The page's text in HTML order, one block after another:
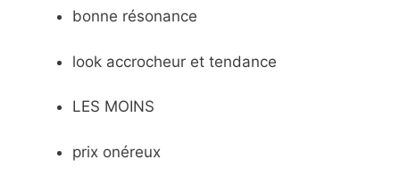
bonne résonance
look accrocheur et tendance
LES MOINS
prix onéreux